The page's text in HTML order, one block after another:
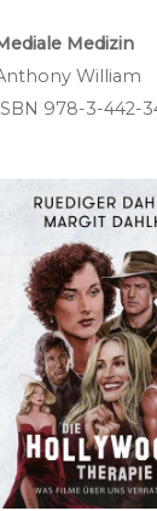
Medizin
William
978-3-442-